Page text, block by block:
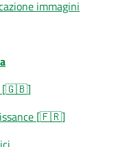
immagini
[🇬🇧]
[🇫🇷]